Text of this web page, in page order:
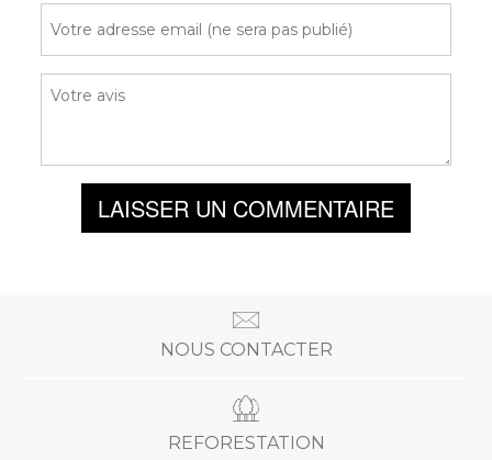
LAISSER UN COMMENTAIRE
NOUS CONTACTER
REFORESTATION